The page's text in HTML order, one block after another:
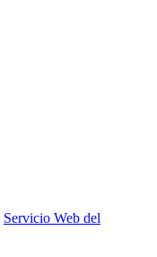
Servicio Web del